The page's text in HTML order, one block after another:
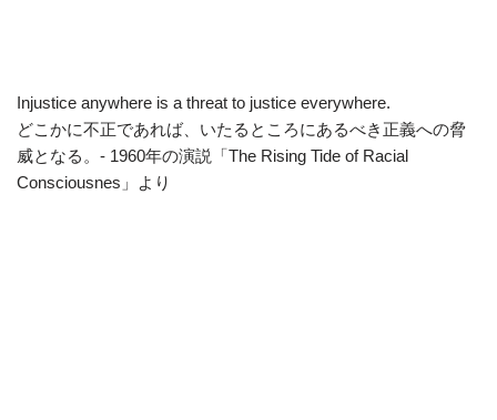
Injustice anywhere is a threat to justice everywhere.
どこかに不正であれば、いたるところにあるべき正義への脅
威となる。- 1960年の演説「The Rising Tide of Racial
Consciousnes」より